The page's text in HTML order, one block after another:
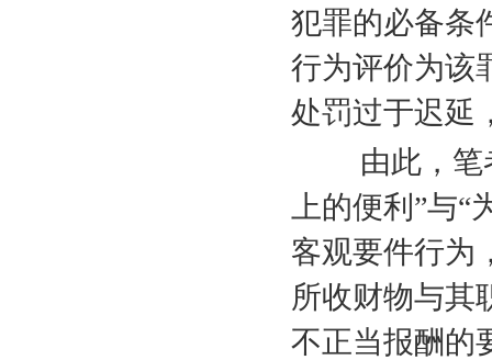
犯罪的必备条
行为评价为该
处罚过于迟延
由此，笔者
上的便利”与
客观要件行为
所收财物与其
不正当报酬的